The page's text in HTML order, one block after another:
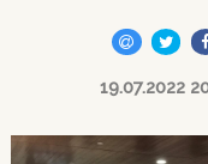
19.07.2022